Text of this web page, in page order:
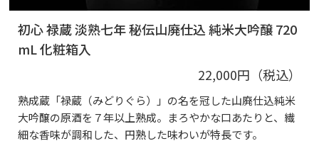
初心 禄蔵 淡熟七年 秘伝山廃仕込 純米大吟醸 720
mL 化粧箱入
22,000円（税込）
熟成蔵「禄蔵（みどりぐら）」の名を冠した山廃仕込純米
大吟醸の原酒を７年以上熟成。まろやかな口あたりと、繊
細な香味が調和した、円熟した味わいが特長です。